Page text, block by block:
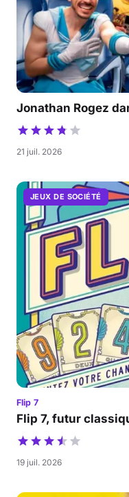
Jonathan Rogez
21 juil. 2026
JEUX DE SOCIÉTÉ
Flip 7
Flip 7, futur
19 juil. 2026